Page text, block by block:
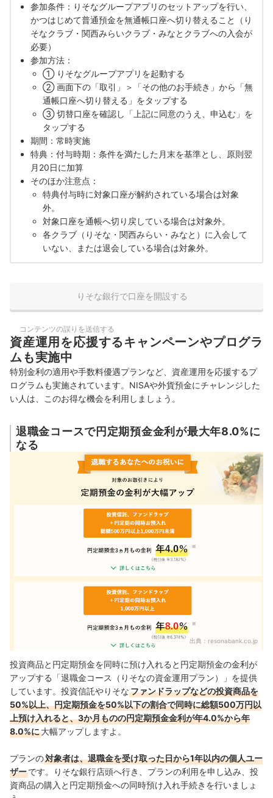
参加条件：りそなグループアプリのセットアップを行い、
かつはじめて普通預金を無通帳口座へ切り替えること（り
そなクラブ・関西みらいクラブ・みなとクラブへの入会が
必要）
参加方法：
① りそなグループアプリを起動する
② 画面下の「取引」＞「その他のお手続き」から「無
通帳口座へ切り替える」をタップする
③ 切替口座を確認し「上記に同意のうえ、申込む」を
タップする
期間：常時実施
特典：付与時期：条件を満たした月末を基準とし、原則翌
月20日に加算
そのほか注意点：
特典付与時に対象口座が解約されている場合は対象
外。
対象口座を通帳へ切り戻している場合は対象外。
各クラブ（りそな・関西みらい・みなと）に入会して
いない、または退会している場合は対象外。
りそな銀行で口座を開設する
コンテンツの誤りを送信する
資産運用を応援するキャンペーンやプログラ
ムも実施中
特別金利の適用や手数料優遇プランなど、資産運用を応援するプ
ログラムも実施されています。NISAや外貨預金にチャレンジした
い人は、このお得な機会を利用しましょう。
退職金コースで円定期預金金利が最大年8.0%に
なる
出典： resonabank.co.jp
投資商品と円定期預金を同時に預け入れると円定期預金の金利が
アップする「退職金コース（りそなの資金運用プラン）」を提供
しています。投資信託やりそなファンドラップなどの投資商品を
50%以上、円定期預金を50%以下の割合で同時に総額500万円以
上預け入れると、3か月ものの円定期預金金利が年4.0%から年
8.0%に大幅アップしますよ。
プランの対象者は、退職金を受け取った日から1年以内の個人ユー
ザーです。りそな銀行店頭へ行き、プランの利用を申し込み、投
資商品の購入と円定期預金への同時預け入れ手続きを行いましょ